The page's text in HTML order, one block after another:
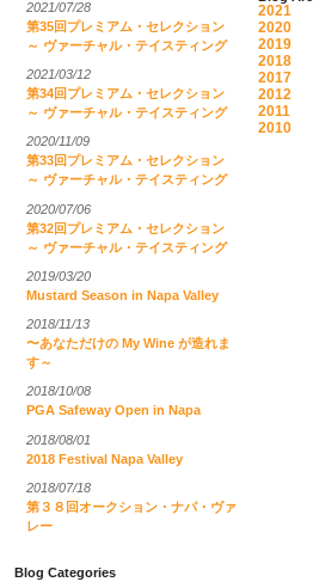
2021/07/28
第35回プレミアム・セレクション
～ ヴァーチャル・テイスティング
2021/03/12
第34回プレミアム・セレクション
～ ヴァーチャル・テイスティング
2020/11/09
第33回プレミアム・セレクション
～ ヴァーチャル・テイスティング
2020/07/06
第32回プレミアム・セレクション
～ ヴァーチャル・テイスティング
2019/03/20
Mustard Season in Napa Valley
2018/11/13
〜あなただけの My Wine が造れま
す～
2018/10/08
PGA Safeway Open in Napa
2018/08/01
2018 Festival Napa Valley
2018/07/18
第３８回オークション・ナパ・ヴァ
レー
Blog Categories
2021
2020
2019
2018
2017
2012
2011
2010